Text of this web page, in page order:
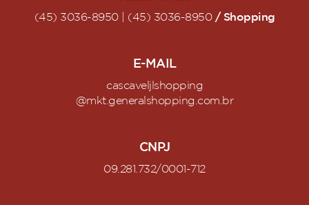
(45) 3036-8950 | (45) 3036-8950/ Shopping
E-MAIL
cascaveljlshopping
@mkt.generalshopping.com.br
CNPJ
09.281.732/0001-712